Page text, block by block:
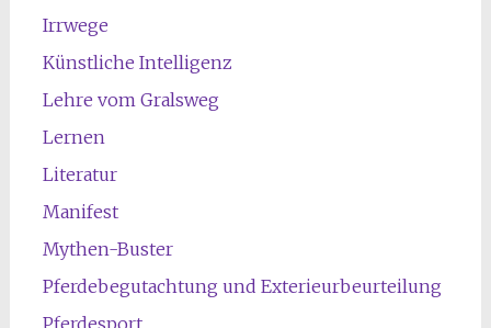
Irrwege
Künstliche Intelligenz
Lehre vom Gralsweg
Lernen
Literatur
Manifest
Mythen-Buster
Pferdebegutachtung und Exterieurbeurteilung
Pferdesport